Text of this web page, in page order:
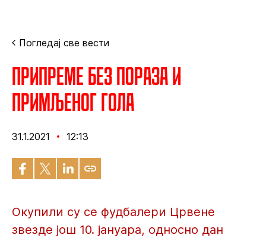
Погледај све вести
Припреме без пораза и
примљеног гола
31.1.2021 12:13
Окупили су се фудбалери Црвене
звезде још 10. јануара, односно дан